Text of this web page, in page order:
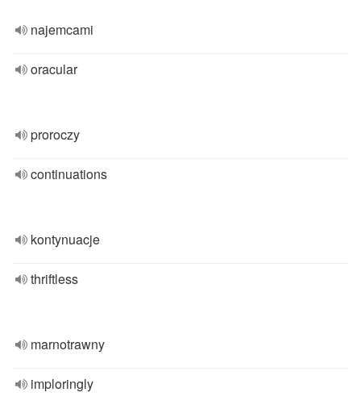
najemcami
oracular
proroczy
continuations
kontynuacje
thriftless
marnotrawny
imploringly